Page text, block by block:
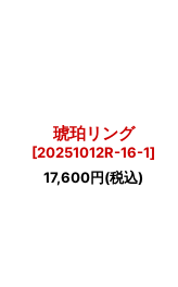
琥珀リング
[20251012R-16-1]
17,600円(税込)